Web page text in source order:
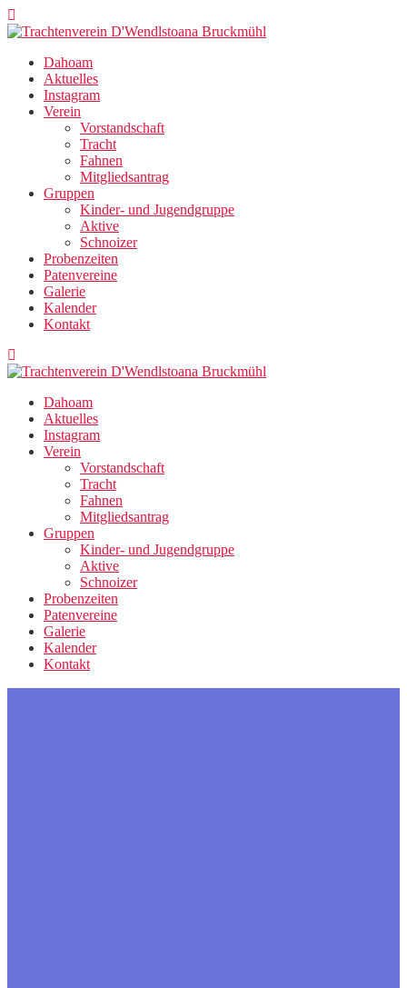
Zum
Inhalt
Dahoam
Aktuelles
Instagram
Verein
Vorstandschaft
Tracht
Fahnen
Mitgliedsantrag
Gruppen
Kinder- und Jugendgruppe
Aktive
Schnoizer
Probenzeiten
Patenvereine
Galerie
Kalender
Kontakt
Dahoam
Aktuelles
Instagram
Verein
Vorstandschaft
Tracht
Fahnen
Mitgliedsantrag
Gruppen
Kinder- und Jugendgruppe
Aktive
Schnoizer
Probenzeiten
Patenvereine
Galerie
Kalender
Kontakt